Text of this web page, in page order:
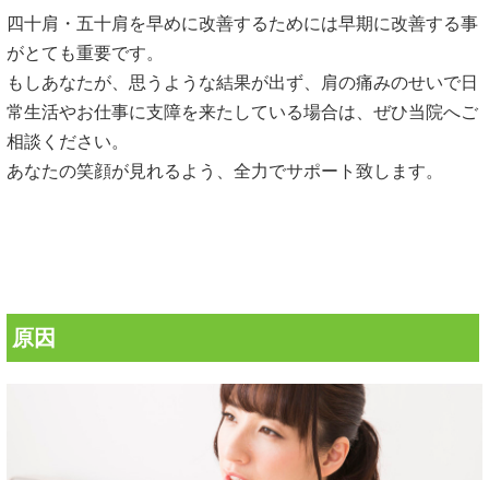
四十肩・五十肩を早めに改善するためには早期に改善する事
がとても重要です。
もしあなたが、思うような結果が出ず、肩の痛みのせいで日
常生活やお仕事に支障を来たしている場合は、ぜひ当院へご
相談ください。
あなたの笑顔が見れるよう、全力でサポート致します。
原因